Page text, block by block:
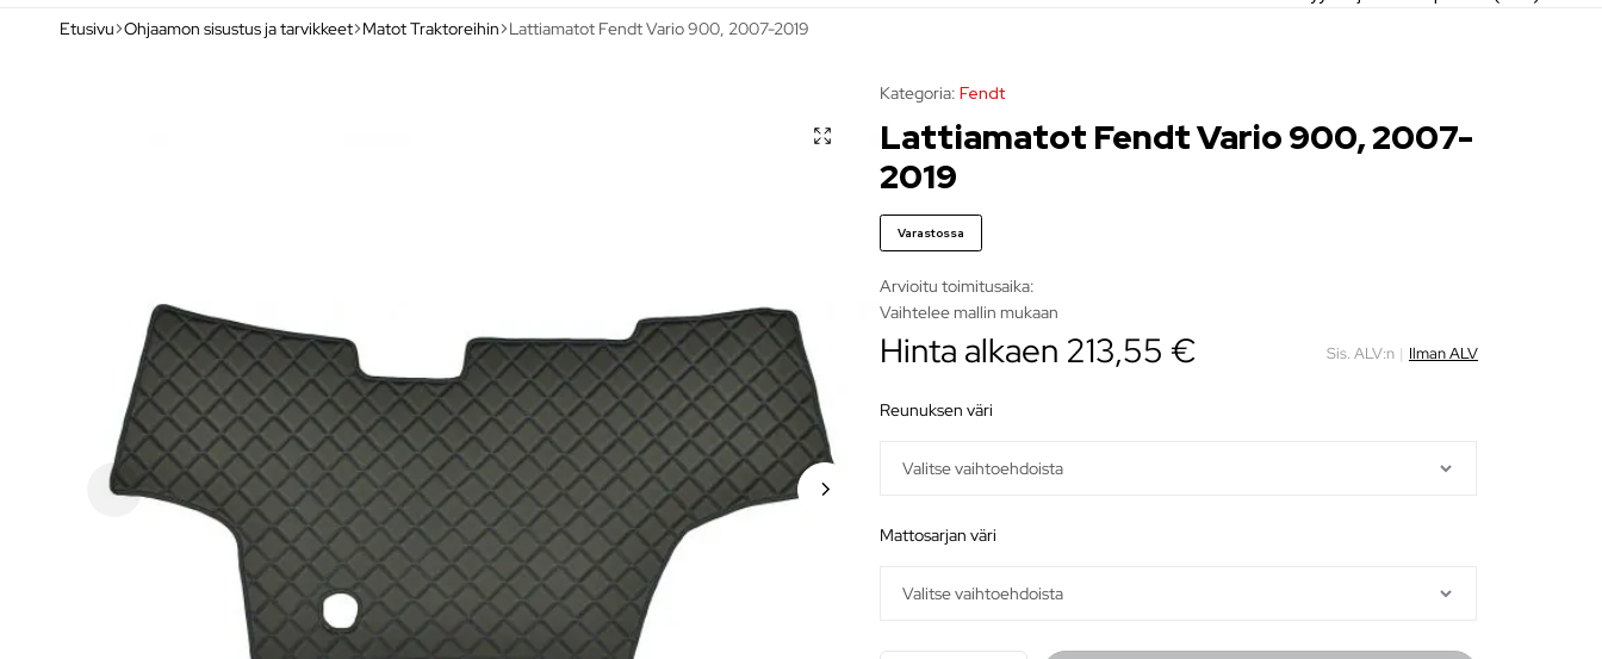
Etusivu Ohjaamon sisustus ja tarvikkeet Matot Traktoreihin Lattiamatot Fendt Vario 900, 2007-2019
Kategoria: Fendt
Lattiamatot Fendt Vario 900, 2007-
2019
Varastossa
Arvioitu toimitusaika:
Vaihtelee mallin mukaan
Hinta alkaen 213,55 € Sis. ALV:n | Ilman ALV
reunuksen väri
mattosarjan väri